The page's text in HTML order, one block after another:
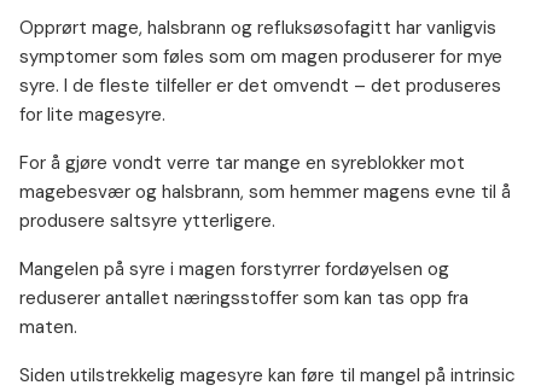
Opprørt mage, halsbrann og refluksøsofagitt har vanligvis
symptomer som føles som om magen produserer for mye
syre. I de fleste tilfeller er det omvendt – det produseres
for lite magesyre.
For å gjøre vondt verre tar mange en syreblokker mot
magebesvær og halsbrann, som hemmer magens evne til å
produsere saltsyre ytterligere.
Mangelen på syre i magen forstyrrer fordøyelsen og
reduserer antallet næringsstoffer som kan tas opp fra
maten.
Siden utilstrekkelig magesyre kan føre til mangel på intrinsic